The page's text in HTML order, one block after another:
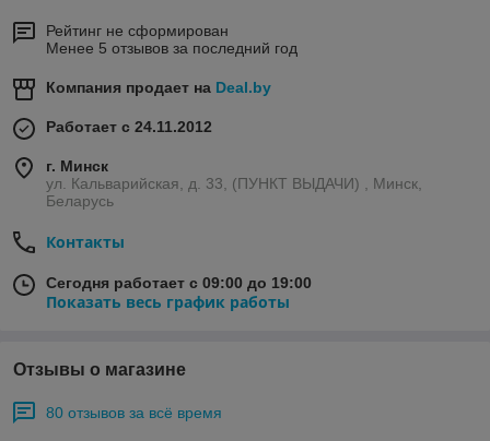
Рейтинг не сформирован
Менее 5 отзывов за последний год
Компания продает на Deal.by
Работает с 24.11.2012
г. Минск
ул. Кальварийская, д. 33, (ПУНКТ ВЫДАЧИ) , Минск,
Беларусь
Контакты
Сегодня работает с 09:00 до 19:00
Показать весь график работы
Отзывы о магазине
80 отзывов за всё время